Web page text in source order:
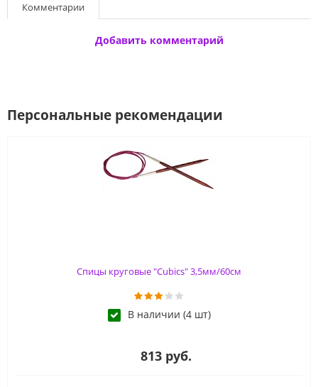
Комментарии
Добавить комментарий
Персональные рекомендации
Спицы круговые "Cubics" 3,5мм/60см
В наличии (4 шт)
813 руб.